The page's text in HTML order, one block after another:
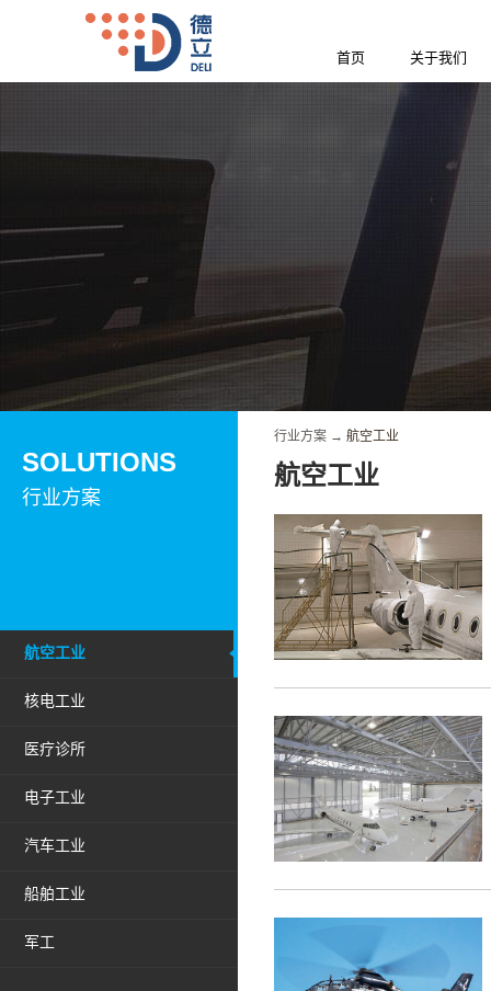
首页 关于我们
行业方案
SOLUTIONS
航空工业
核电工业
医疗诊所
电子工业
汽车工业
船舶工业
军工
行业方案 → 航空工业
航空工业